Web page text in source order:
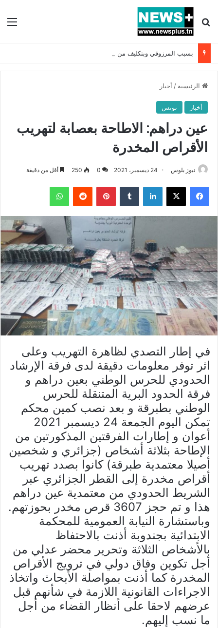
بحث عن
الرئيسية / أخبار
أخبار تونس
عين دراهم: الاطاحة بعصابة لتهريب
الأقراص المخدرة
نيوز بلوس 24 ديسمبر، 2021 0
250 أقل من دقيقة
فيسبوك X لينكدإن بينتيريست واتساب
في إطار التصدي لظاهرة التهريب وعلى
اثر توفر معلومات دقيقة لدى فرقة الإرشاد
الحدودي للحرس الوطني بعين دراهم و
فرقة الحدود البرية المتنقلة للحرس
الوطني بطبرقة و بعد نصب كمين محكم
تمكن اليوم الجمعة 24 ديسمبر 2021
أعوان و إطارات الفرقتين المذكورتين من
الإطاحة بثلاثة أشخاص (جزائري و شخصين
أصيلا معتمدية طبرقة) كانوا بصدد تهريب
أقراص مخدرة إلى القطر الجزائري عبر
الشريط الحدودي من معتمدية عين دراهم
هذا و تم حجز 3607 قرص مخدر بحوزتهم.
وباستشارة النيابة العمومية للمحكمة
الابتدائية بجندوبة أذنت بالاحتفاظ
بالأشخاص الثلاثة وتحرير محضر عدلي من
أجل تكوين وفاق دولي في ترويج الأقراص
المخدرة كما أذنت بمواصلة الأبحاث واتخاذ
الاجراءات القانونية اللازمة في شأنهم قبل
عرضهم لاحقا على أنظار القضاء من أجل
ما نسب إليهم.